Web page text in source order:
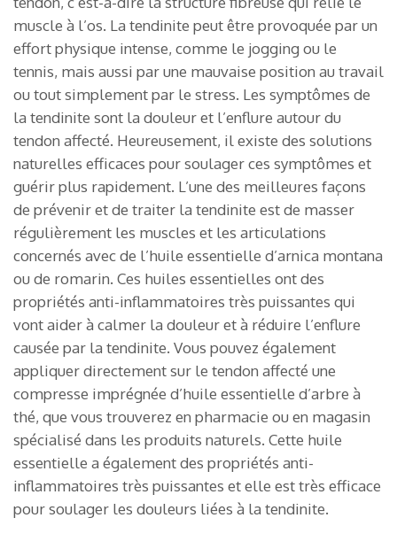
muscle à l’os. La tendinite peut être provoquée par un
effort physique intense, comme le jogging ou le
tennis, mais aussi par une mauvaise position au travail
ou tout simplement par le stress. Les symptômes de
la tendinite sont la douleur et l’enflure autour du
tendon affecté. Heureusement, il existe des solutions
naturelles efficaces pour soulager ces symptômes et
guérir plus rapidement. L’une des meilleures façons
de prévenir et de traiter la tendinite est de masser
régulièrement les muscles et les articulations
concernés avec de l’huile essentielle d’arnica montana
ou de romarin. Ces huiles essentielles ont des
propriétés anti-inflammatoires très puissantes qui
vont aider à calmer la douleur et à réduire l’enflure
causée par la tendinite. Vous pouvez également
appliquer directement sur le tendon affecté une
compresse imprégnée d’huile essentielle d’arbre à
thé, que vous trouverez en pharmacie ou en magasin
spécialisé dans les produits naturels. Cette huile
essentielle a également des propriétés anti-
inflammatoires très puissantes et elle est très efficace
pour soulager les douleurs liées à la tendinite.